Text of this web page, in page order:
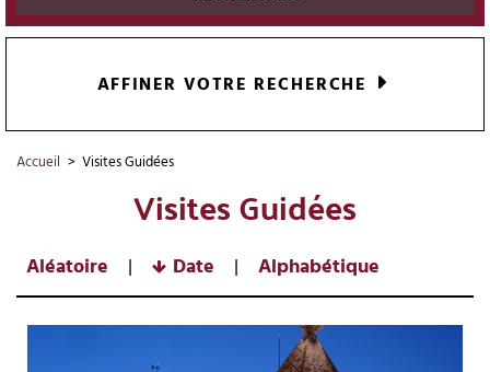
AFFINER VOTRE RECHERCHE
Accueil > Visites Guidées
Visites Guidées
Aléatoire Date Alphabétique